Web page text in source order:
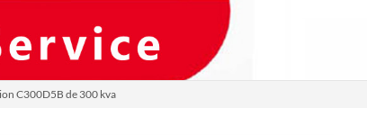
C300D5B de 300 kva